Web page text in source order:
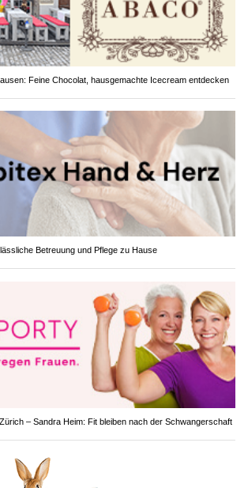
Feine Chocolat, hausgemachte Icecream entdecken
Betreuung und Pflege zu Hause
– Sandra Heim: Fit bleiben nach der Schwangerschaft